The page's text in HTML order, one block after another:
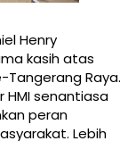
Henry
kasih atas
Tangerang Raya.
HMI senantiasa
peran
Lebih